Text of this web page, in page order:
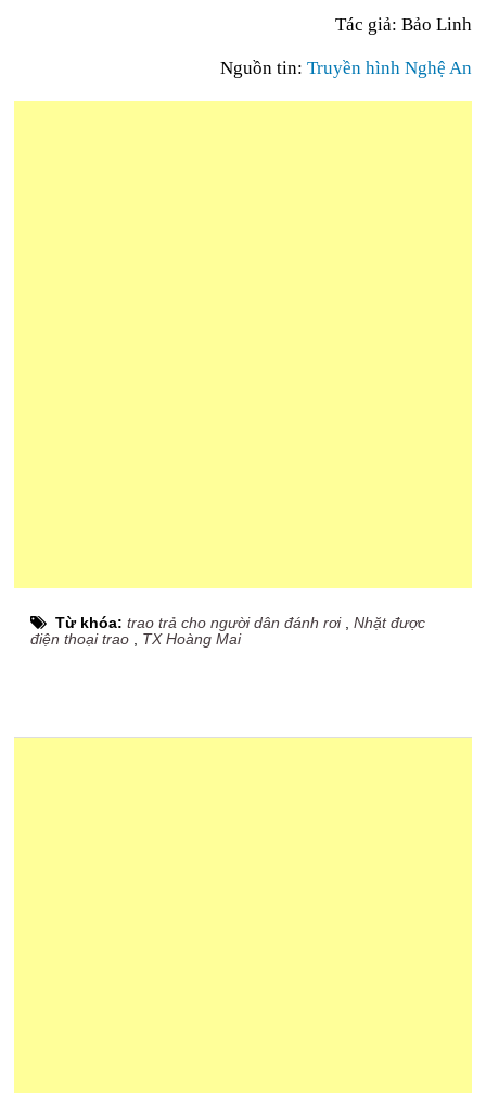
Tác giả: Bảo Linh
Nguồn tin: Truyền hình Nghệ An
Từ khóa:trao trả cho người dân đánh rơi,Nhặt được
điện thoại trao
TX Hoàng Mai